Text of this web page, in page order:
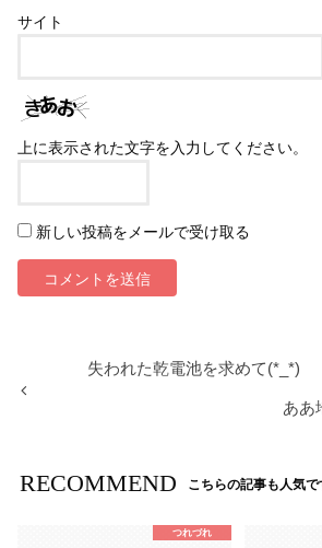
サイト
上に表示された文字を入力してください。
新しい投稿をメールで受け取る
失われた乾電池を求めて(*_*)
ああ
RECOMMEND こちらの記事も人気で
つれづれ